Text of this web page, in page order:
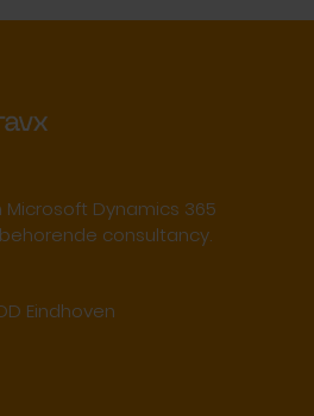
Microsoft Dynamics 365
consultancy.
Eindhoven